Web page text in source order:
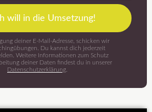
will in die Umsetzung!
deiner E-Mail-Adresse, schicken wir
Du kannst dich jederzeit
Weitere Informationen zum Schutz
deiner Daten findest du in unserer
Datenschutzerklärung